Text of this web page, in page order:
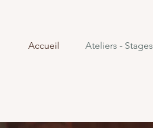
Accueil Ateliers - Stages